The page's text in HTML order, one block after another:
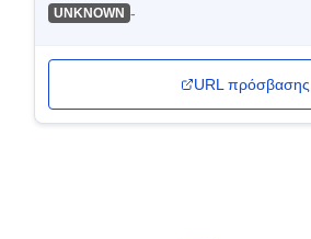
UNKNOWN -
URL πρόσβασης